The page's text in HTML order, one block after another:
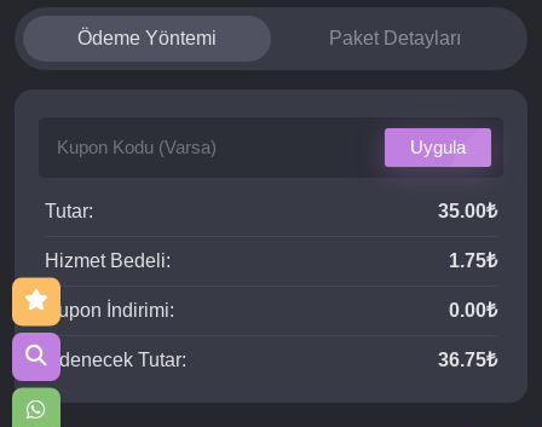
Ödeme Yöntemi Paket Detayları
Uygula
Tutar: 35.00₺
Hizmet Bedeli: 1.75₺
Kupon İndirimi: 0.00₺
Ödenecek Tutar: 36.75₺